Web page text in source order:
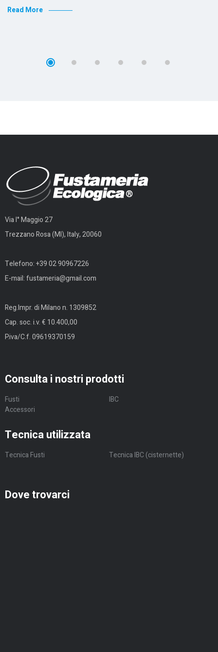
Read More
Via I° Maggio 27
Trezzano Rosa (MI), Italy, 20060
Telefono:+39 02 90967226
E-mail:fustameria@gmail.com
Reg.Impr. di Milano n. 1309852
Cap. soc. i.v. € 10.400,00
P.iva/C.f. 09619370159
Consulta i nostri prodotti
Fusti
IBC
Accessori
Tecnica utilizzata
Tecnica Fusti Tecnica IBC (cisternette)
Dove trovarci